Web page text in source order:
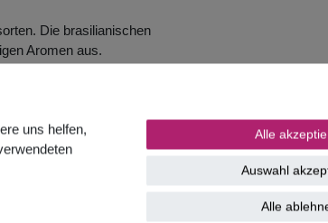
Die brasilianischen
Aromen aus.
bzw. blumiger Noten
Arabica-Kaffeesorten. Die
und Blumen aus und gelten als
uns helfen,
Alle
Auswahl
Alle